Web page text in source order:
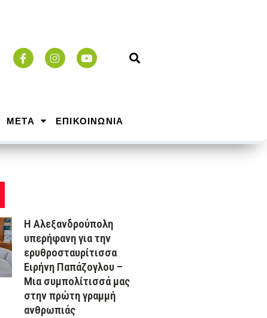
ΜΕΤΑ ΕΠΙΚΟΙΝΩΝΙΑ
Η Αλεξανδρούπολη
υπερήφανη για την
ερυθροσταυρίτισσα
Ειρήνη Παπάζογλου –
Μια συμπολίτισσά μας
στην πρώτη γραμμή
ανθρωπιάς